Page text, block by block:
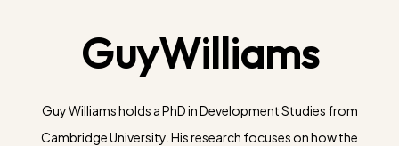
GuyWilliams
Guy Williams holds a PhD in Development Studies from
Cambridge University. His research focuses on how the